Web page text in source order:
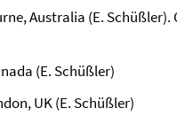
Australia (E.
(E. Schüßler)
UK (E. Schüßler)